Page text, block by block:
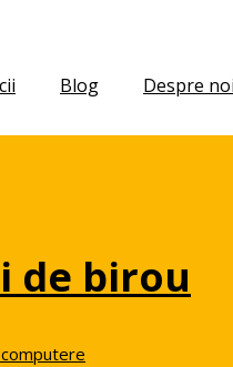
Blog Despre noi
de birou